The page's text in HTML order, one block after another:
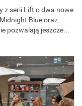
z serii Lift o dwa nowe
Blue oraz
pozwalają jeszcze...